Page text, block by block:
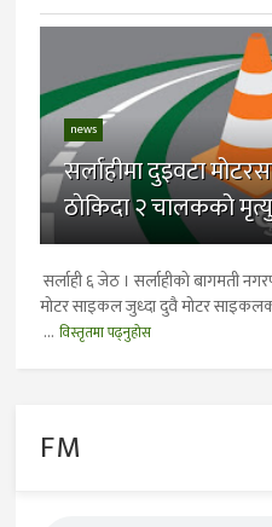
news
सर्लाहीमा दुइवटा
ठाेकिदा २ चालकको
सर्लाही ६ जेठ । सर्लाहीको बागमती
मोटर साइकल जुध्दा दुवै मोटर
... विस्तृतमा पढ्नुहोस
FM